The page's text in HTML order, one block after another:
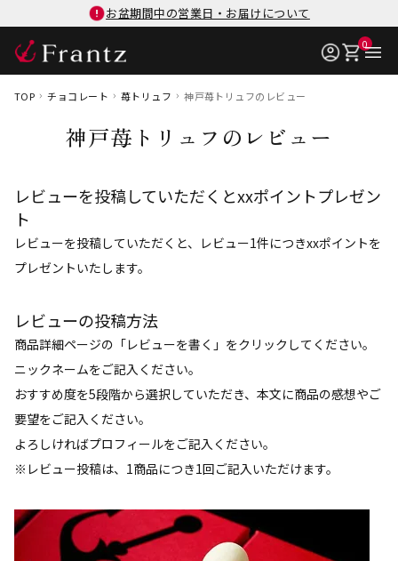
お盆期間中の営業日・お届けについて
0
TOP チョコレート 苺トリュフ 神戸苺トリュフのレビュー
神戸苺トリュフのレビュー
レビューを投稿していただくとxxポイントプレゼン
ト
レビューを投稿していただくと、レビュー1件につきxxポイントを
プレゼントいたします。
レビューの投稿方法
商品詳細ページの「レビューを書く」をクリックしてください。
ニックネームをご記入ください。
おすすめ度を5段階から選択していただき、本文に商品の感想やご
要望をご記入ください。
よろしければプロフィールをご記入ください。
※レビュー投稿は、1商品につき1回ご記入いただけます。